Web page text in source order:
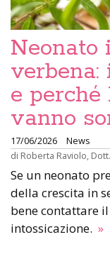
Neonato
verbena:
e perché
vanno
17/06/2026
News
di Roberta Raviolo,
Se un neonato
della crescita in
bene contattare
intossicazione. »